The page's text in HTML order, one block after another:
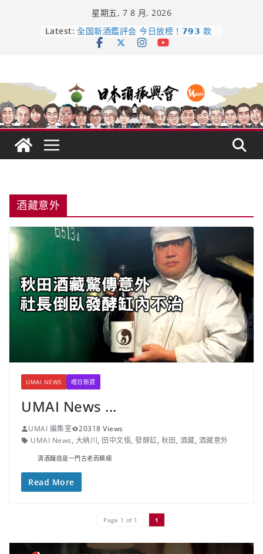
星期五, 7 8 月, 2026
Latest: 日本酒類地理標示 (GI) 認定一覽表
全国新酒鑑評会 今日放榜！𝟳𝟵𝟯 款
市場！梅乃宿上市背後的密碼
龜之井酒造：口說上手 – 山形純米大
吟釀的堅持與傳承 ～ くどき上手
酒藏意外
UMAI NEWS 嚐日新資
UMAI News ...
UMAI 編集室
20318 Views
UMAI News, 大納川, 田中文悟, 發酵缸, 秋田, 酒藏, 酒藏意外
清酒釀造是一門古老而精細
Read More
Page 1 of 1 1